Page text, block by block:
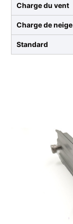
Charge du vent
Charge de neige
Standard